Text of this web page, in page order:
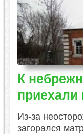
К
Из-за
загорался